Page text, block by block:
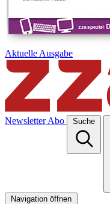
Aktuelle Ausgabe
Newsletter Abo Suche
Navigation öffnen